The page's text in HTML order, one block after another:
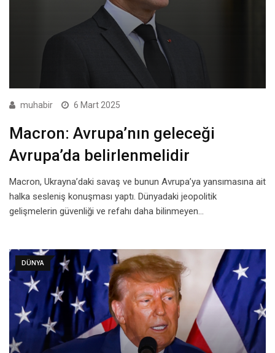
muhabir 6 Mart 2025
Macron: Avrupa’nın geleceği
Avrupa’da belirlenmelidir
Macron, Ukrayna’daki savaş ve bunun Avrupa’ya yansımasına ait
halka sesleniş konuşması yaptı. Dünyadaki jeopolitik
gelişmelerin güvenliği ve refahı daha bilinmeyen…
DÜNYA